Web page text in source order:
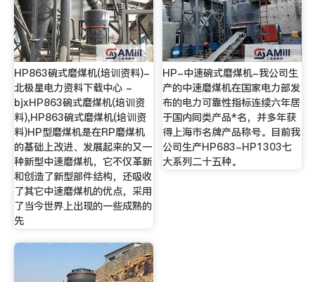
HP863碗式磨煤机(培训资料)-
北极星电力资料下载中心 -
bjxHP863碗式磨煤机(培训资
料),HP863碗式磨煤机(培训资
料)HP型磨煤机是在RP磨煤机
的基础上改进、发展起来的又一
种新型中速磨煤机，它不仅革新
和创造了新型部件结构，还吸收
了其它中速磨煤机的优点，采用
了当今世界上出现的一些成熟的
先
HP-中速碗式磨煤机-我公司生
产的中速磨煤机在国家电力部发
布的电力可靠性指标连续六年居
于国内同类产品*名，并多年获
得上海市名牌产品称号。目前我
公司生产HP683-HP1303七
大系列二十五种。